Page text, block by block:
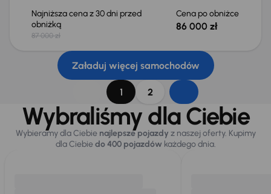
Najniższa cena z 30 dni przed
obniżką
87 000 zł
Cena po obniżce
86 000 zł
Załaduj więcej samochodów
1 2
Wybraliśmy dla Ciebie
Wybieramy dla Ciebie najlepsze pojazdy z naszej oferty. Kupimy
dla Ciebiedo 400 pojazdówkażdego dnia.